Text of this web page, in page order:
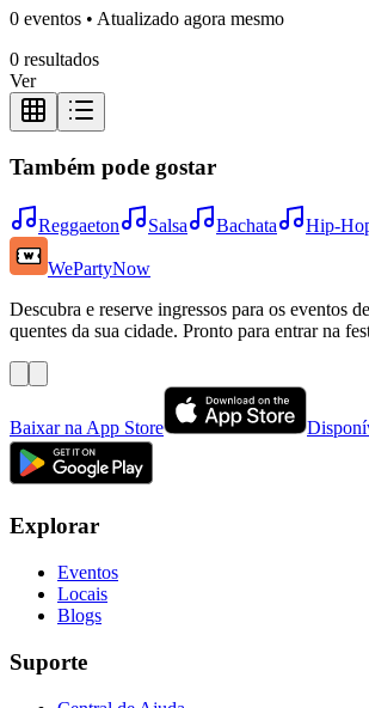
0 eventos • Atualizado agora mesmo
0 resultados
Ver
Também pode gostar
Reggaeton Salsa Bachata Hip-
WePartyNow
Descubra e reserve ingressos para os eventos
quentes da sua cidade. Pronto para entrar na
Baixar na App Store
Explorar
Eventos
Locais
Blogs
Suporte